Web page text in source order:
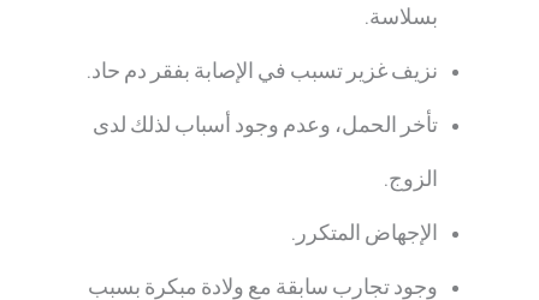
بسلاسة.
نزيف غزير تسبب في الإصابة بفقر دم حاد.
تأخر الحمل، وعدم وجود أسباب لذلك لدى
الزوج.
الإجهاض المتكرر.
وجود تجارب سابقة مع ولادة مبكرة بسبب